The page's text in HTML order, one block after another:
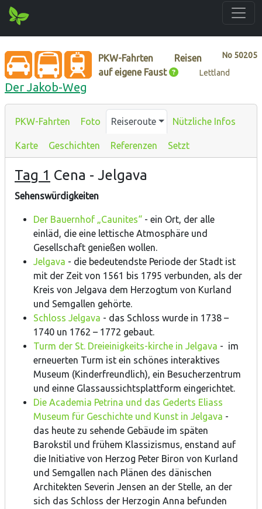
No 50205
PKW-Fahrten
Reisen
auf eigene Faust
Lettland
Der Jakob-Weg
PKW-Fahrten Foto Reiseroute Nützliche Infos
Karte Geschichten Referenzen Setzt
Tag 1 Cena - Jelgava
Sehenswürdigkeiten
Der Bauernhof „Caunites“ - ein Ort, der alle
einläd, die eine lettische Atmosphäre und
Gesellschaft genießen wollen.
Jelgava - die bedeutendste Periode der Stadt ist
mit der Zeit von 1561 bis 1795 verbunden, als der
Kreis von Jelgava dem Herzogtum von Kurland
und Semgallen gehörte.
Schloss Jelgava - das Schloss wurde in 1738 –
1740 un 1762 – 1772 gebaut.
Turm der St. Dreieinigkeits-kirche in Jelgava - im
erneuerten Turm ist ein schönes interaktives
Museum (Kinderfreundlich), ein Besucherzentrum
und einne Glassaussichtsplattform eingerichtet.
Die Academia Petrina und das Gederts Eliass
Museum für Geschichte und Kunst in Jelgava -
das heute zu sehende Gebäude im späten
Barokstil und frühem Klassizismus, enstand auf
die Initiative von Herzog Peter Biron von Kurland
und Semgallen nach Plänen des dänischen
Architekten Severin Jensen an der Stelle, an der
sich das Schloss der Herzogin Anna befunden